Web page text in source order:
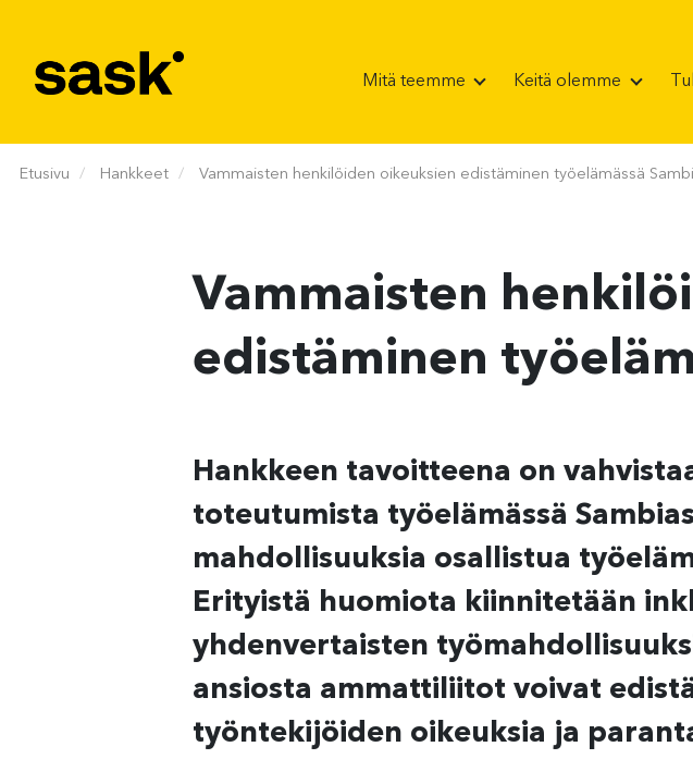
Mitä teemme Keitä olemme
Etusivu Hankkeet Vammaisten henkilöiden oikeuksien edistäminen työelämässä
Vammaisten
edistäminen
Hankkeen tavoitteena on
toteutumista työelämässä
mahdollisuuksia osallistua
Erityistä huomiota kiinnitetään
yhdenvertaisten
ansiosta ammattiliitot voivat
työntekijöiden oikeuksia ja